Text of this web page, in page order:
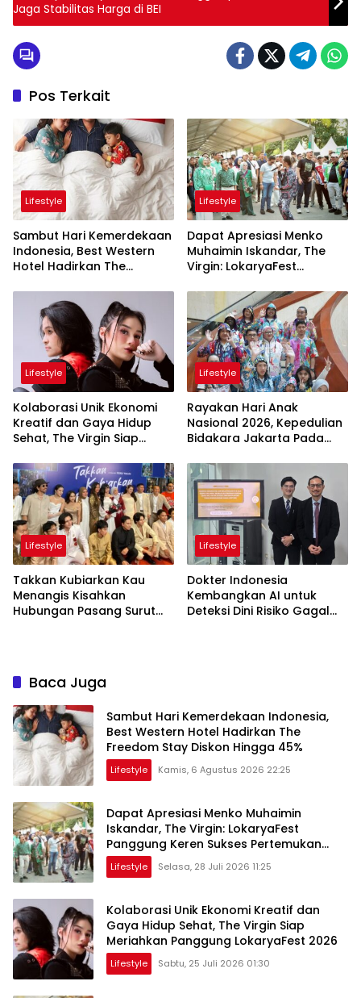
Jaga Stabilitas Harga di BEI
Pos Terkait
Lifestyle
Sambut Hari Kemerdekaan
Indonesia, Best Western
Hotel Hadirkan The
Hingga 45%
Lifestyle
Dapat Apresiasi Menko
Muhaimin Iskandar, The
Virgin: LokaryaFest
Pertemukan Kolaborasi
Lifestyle
Kolaborasi Unik Ekonomi
Kreatif dan Gaya Hidup
Sehat, The Virgin Siap
LokaryaFest 2026
Lifestyle
Rayakan Hari Anak
Nasional 2026, Kepedulian
Bidakara Jakarta Pada
Lewat Acara Where Hope
Begins
Lifestyle
Takkan Kubiarkan Kau
Menangis Kisahkan
Hubungan Pasang Surut
Lifestyle
Dokter Indonesia
Kembangkan AI untuk
Deteksi Dini Risiko Gagal
Baca Juga
Sambut Hari Kemerdekaan Indonesia,
Best Western Hotel Hadirkan The
Freedom Stay Diskon Hingga 45%
Lifestyle Kamis, 6 Agustus 2026 22:25
Dapat Apresiasi Menko Muhaimin
Iskandar, The Virgin: LokaryaFest
Panggung Keren Sukses Pertemukan
Kolaborasi Apik
Lifestyle Selasa, 28 Juli 2026 11:25
Kolaborasi Unik Ekonomi Kreatif dan
Gaya Hidup Sehat, The Virgin Siap
Meriahkan Panggung LokaryaFest 2026
Lifestyle Sabtu, 25 Juli 2026 01:30